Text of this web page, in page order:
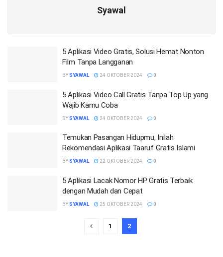
Syawal
5 Aplikasi Video Gratis, Solusi Hemat Nonton
Film Tanpa Langganan
BYSYAWAL 24 OKTOBER 2024 0
5 Aplikasi Video Call Gratis Tanpa Top Up yang
Wajib Kamu Coba
BYSYAWAL 24 OKTOBER 2024 0
Temukan Pasangan Hidupmu, Inilah
Rekomendasi Aplikasi Taaruf Gratis Islami
BYSYAWAL 22 OKTOBER 2024 0
5 Aplikasi Lacak Nomor HP Gratis Terbaik
dengan Mudah dan Cepat
BYSYAWAL 25 OKTOBER 2024 0
1 2